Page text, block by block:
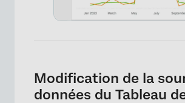
Modification de la
données du Tableau